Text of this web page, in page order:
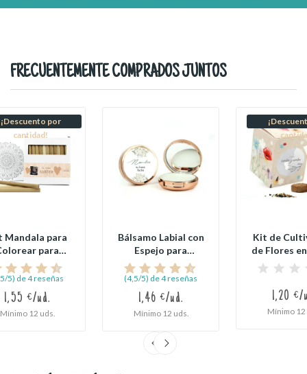
FRECUENTEMENTE COMPRADOS JUNTOS
¡Descuento por
cantidad!
Mandala para
para
Comunión
5) de 4 reseñas
1,55 €/ud.
Mínimo 12 uds.
Bálsamo Labial con
Espejo para
Comunión
(4,5/5) de 4 reseñas
1,46 €/ud.
Mínimo 12 uds.
Kit de
de Flores
1,20 €/
Mínimo 12